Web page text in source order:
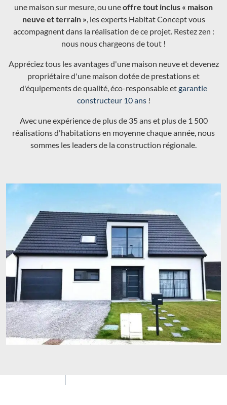
une maison sur mesure, ou uneoffre tout inclus « maison
neuve et terrain », les experts Habitat Concept vous
accompagnent dans la réalisation de ce projet. Restez zen :
nous nous chargeons de tout !
Appréciez tous les avantages d'une maison neuve et devenez
propriétaire d'une maison dotée de prestations et
d'équipements de qualité, éco-responsable etgarantie
constructeur 10 ans!
Avec une expérience de plus de 35 ans et plus de 1 500
réalisations d'habitations en moyenne chaque année, nous
sommes les leaders de la construction régionale.